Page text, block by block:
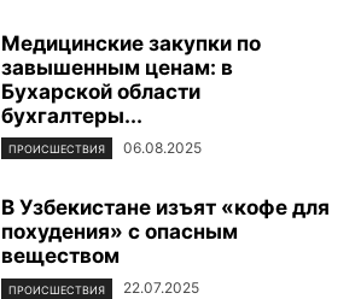
Медицинские закупки по
завышенным ценам: в
Бухарской области
бухгалтеры...
ПРОИСШЕСТВИЯ 06.08.2025
В Узбекистане изъят «кофе для
похудения» с опасным
веществом
ПРОИСШЕСТВИЯ 22.07.2025